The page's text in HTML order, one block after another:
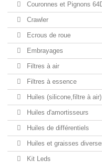
Couronnes et Pignons
Crawler
Ecrous de roue
Embrayages
Filtres à air
Filtres à essence
Huiles (silicone,filtre à
Huiles d'amortisseurs
Huiles de différentiels
Huiles et graisses
Kit Leds